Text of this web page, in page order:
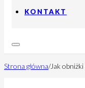
KONTAKT
Strona główna/Jak